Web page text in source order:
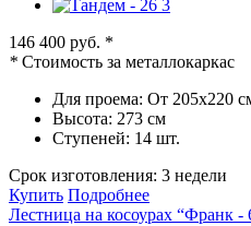
146 400 руб. *
* Стоимость за металлокаркас
Для проема: От 205х220
Высота: 273 см
Ступеней: 14 шт.
Срок изготовления: 3 недели
Купить Подробнее
Лестница на косоурах “Франк -